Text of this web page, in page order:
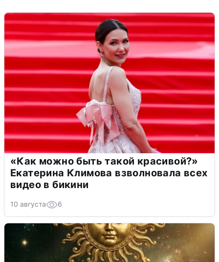
«Как можно быть такой красивой?»
Екатерина Климова взволновала всех
видео в бикини
10 августа 6